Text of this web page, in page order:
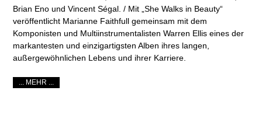
Brian Eno und Vincent Ségal. / Mit „She Walks in Beauty“
veröffentlicht Marianne Faithfull gemeinsam mit dem
Komponisten und Multiinstrumentalisten Warren Ellis eines der
markantesten und einzigartigsten Alben ihres langen,
außergewöhnlichen Lebens und ihrer Karriere.
... MEHR ...